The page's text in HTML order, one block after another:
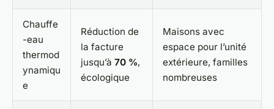
Chauffe
-eau
thermod
ynamiqu
e
Réduction de
la facture
jusqu’à 70 %,
écologique
Maisons avec
espace pour l’unité
extérieure, familles
nombreuses